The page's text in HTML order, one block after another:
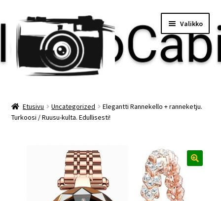
Siirry
navigointiin
Siirry
sisältöön
Valikko
Maksu
Etusivu Uncategorized
Elegantti Rannekello + ranneketju.
Turkoosi / Ruusu-kulta. Edullisesti!